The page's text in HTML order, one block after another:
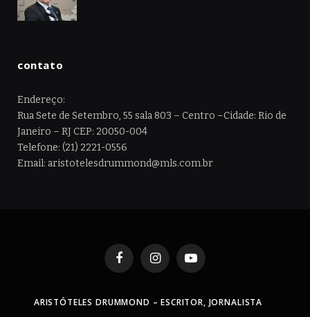
contato
Endereço:
Rua Sete de Setembro, 55 sala 803 – Centro –Cidade: Rio de
Janeiro – RJ CEP: 20050-004
Telefone: (21) 2221-0556
Email: aristotelesdrummond@mls.com.br
FacebookInstagramYouTube
ARISTÓTELES DRUMMOND – ESCRITOR, JORNALISTA